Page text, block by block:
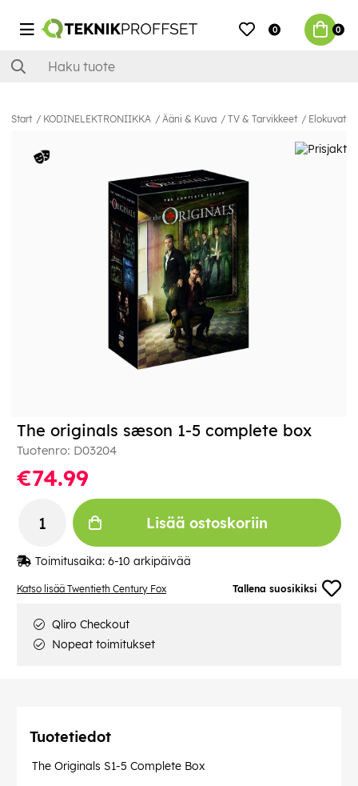
0 0
Start KODINELEKTRONIIKKA Ääni & Kuva TV & Tarvikkeet Elokuvat
Katso lisää Twentieth Century Fox Tallena suosikiksi
The originals sæson 1-5 complete box
Tuotenro: D03204
€74.99
Lisää ostoskoriin
Toimitusaika: 6-10 arkipäivää
Qliro Checkout
Nopeat toimitukset
Tuotetiedot
The Originals S1-5 Complete Box